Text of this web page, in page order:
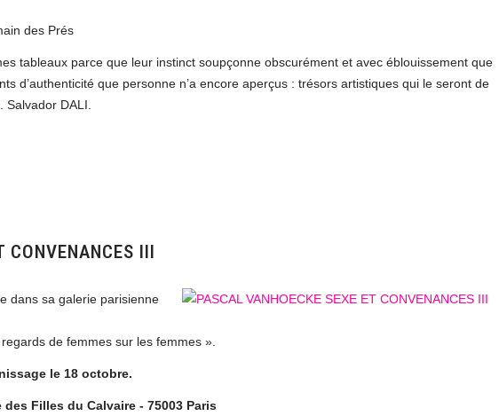
des Prés
tableaux parce que leur instinct soupçonne obscurément et avec éblouissement que
d’authenticité que personne n’a encore aperçus : trésors artistiques qui le seront de
DALI.
CONVENANCES III
dans sa galerie parisienne
de femmes sur les femmes ».
le 18 octobre.
des Filles du Calvaire - 75003 Paris